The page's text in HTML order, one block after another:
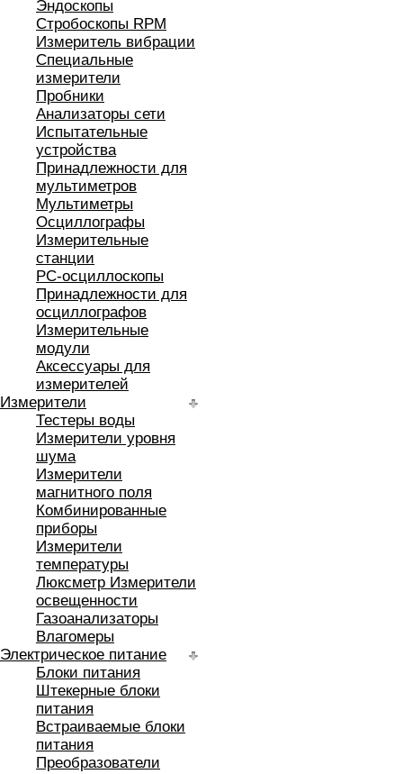
Эндоскопы
Стробоскопы RPM
Измеритель вибрации
Специальные
измерители
Пробники
Анализаторы сети
Испытательные
устройства
Принадлежности для
мультиметров
Мультиметры
Осциллографы
Измерительные
станции
РС-осциллоскопы
Принадлежности для
осциллографов
Измерительные
модули
Аксессуары для
измерителей
Измерители
Тестеры воды
Измерители уровня
шума
Измерители
магнитного поля
Комбинированные
приборы
Измерители
температуры
Люксметр Измерители
освещенности
Газоанализаторы
Влагомеры
Электрическое питание
Блоки питания
Штекерные блоки
питания
Встраиваемые блоки
питания
Преобразователи